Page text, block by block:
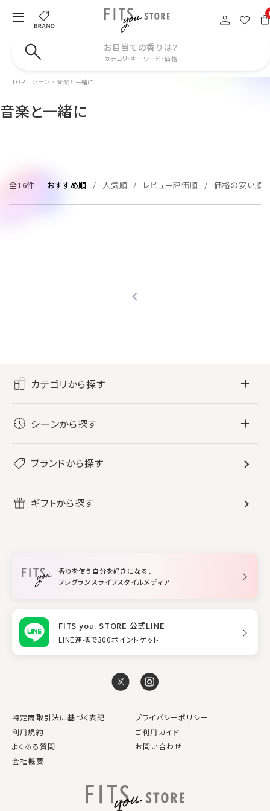
お目当ての香りは？
カテゴリ・キーワード・価格
TOP シーン 音楽と一緒に
音楽と一緒に
全16件 おすすめ順 人気順 レビュー評価順 価格の安い順
カテゴリから探す
レディース香水
メンズ香水
ボディミスト・スプレー
バス・ボディケア
すべてのバス・ボディケア
ボディ・ハンドクリーム
入浴剤
ホームフレグランス
ルームフレグランス
スタイリング
シーンから探す
リフレッシュしたい
ブランドから探す
ギフトから探す
香りを使う自分を好きになる、
フレグランスライフスタイルメディア
FITS you. STORE 公式LINE
LINE連携で300ポイントゲット
特定商取引法に基づく表記
プライバシーポリシー
利用規約
ご利用ガイド
よくある質問
お問い合わせ
会社概要